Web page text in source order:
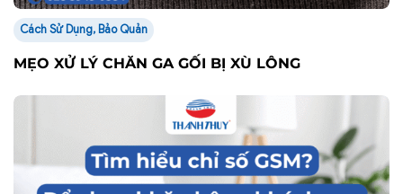
Cách Sử Dụng, Bảo Quản
MẸO XỬ LÝ CHĂN GA GỐI BỊ XÙ LÔNG